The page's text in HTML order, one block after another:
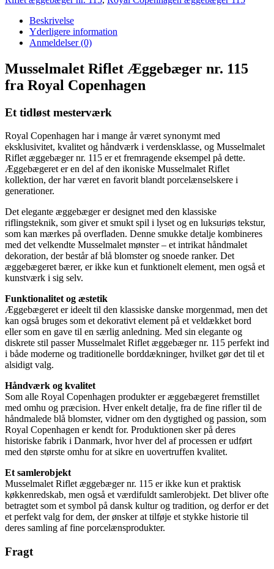
Beskrivelse
Yderligere information
Anmeldelser (0)
Musselmalet Riflet Æggebæger nr. 115
fra Royal Copenhagen
Et tidløst mesterværk
Royal Copenhagen har i mange år været synonymt med
eksklusivitet, kvalitet og håndværk i verdensklasse, og Musselmalet
Riflet æggebæger nr. 115 er et fremragende eksempel på dette.
Æggebægeret er en del af den ikoniske Musselmalet Riflet
kollektion, der har været en favorit blandt porcelænselskere i
generationer.
Det elegante æggebæger er designet med den klassiske
riflingsteknik, som giver et smukt spil i lyset og en luksuriøs tekstur,
som kan mærkes på overfladen. Denne smukke detalje kombineres
med det velkendte Musselmalet mønster – et intrikat håndmalet
dekoration, der består af blå blomster og snoede ranker. Det
æggebægeret bærer, er ikke kun et funktionelt element, men også et
kunstværk i sig selv.
Funktionalitet og æstetik
Æggebægeret er ideelt til den klassiske danske morgenmad, men det
kan også bruges som et dekorativt element på et veldækket bord
eller som en gave til en særlig anledning. Med sin elegante og
diskrete stil passer Musselmalet Riflet æggebæger nr. 115 perfekt ind
i både moderne og traditionelle borddækninger, hvilket gør det til et
alsidigt valg.
Håndværk og kvalitet
Som alle Royal Copenhagen produkter er æggebægeret fremstillet
med omhu og præcision. Hver enkelt detalje, fra de fine rifler til de
håndmalede blå blomster, vidner om den dygtighed og passion, som
Royal Copenhagen er kendt for. Produktionen sker på deres
historiske fabrik i Danmark, hvor hver del af processen er udført
med den største omhu for at sikre en uovertruffen kvalitet.
Et samlerobjekt
Musselmalet Riflet æggebæger nr. 115 er ikke kun et praktisk
køkkenredskab, men også et værdifuldt samlerobjekt. Det bliver ofte
betragtet som et symbol på dansk kultur og tradition, og derfor er det
et perfekt valg for dem, der ønsker at tilføje et stykke historie til
deres samling af fine porcelænsprodukter.
Fragt